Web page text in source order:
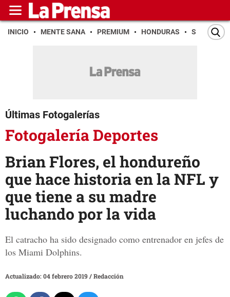
INICIO MENTE SANA PREMIUM HONDURAS SAN PEDRO
Últimas Fotogalerías
Fotogalería Deportes
Brian Flores, el hondureño
que hace historia en la NFL y
que tiene a su madre
luchando por la vida
El catracho ha sido designado como entrenador en jefes de
los Miami Dolphins.
Actualizado: 04 febrero 2019/Redacción